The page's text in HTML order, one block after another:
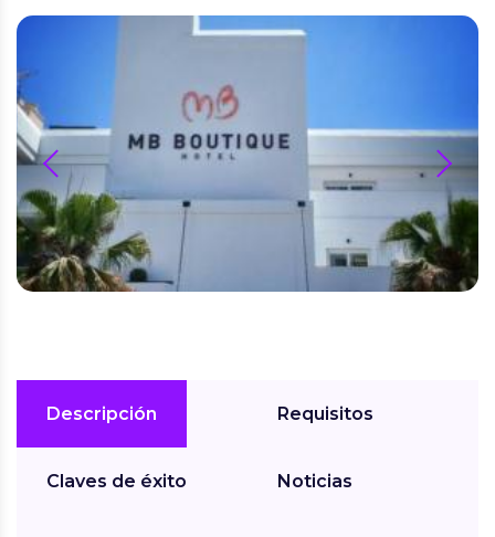
prev next
Descripción
Claves de éxito
Requisitos
Noticias